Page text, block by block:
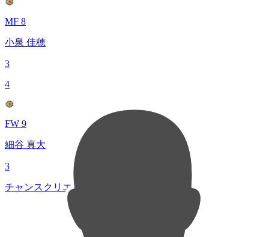
MF 8
小泉 佳穂
3
4
FW 9
細谷 真大
3
チャンスクリエイト総数